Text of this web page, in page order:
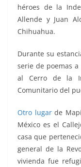
héroes de la
Allende y Juan
Chihuahua.
Durante su
serie de poemas
al Cerro de la
Comunitario del
Otro lugarde
México es el
casa que
general de la
vivienda fue